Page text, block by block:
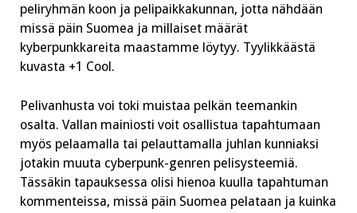
peliryhmän koon ja pelipaikkakunnan, jotta nähdään
missä päin Suomea ja millaiset määrät
kyberpunkkareita maastamme löytyy. Tyylikkäästä
kuvasta +1 Cool.
Pelivanhusta voi toki muistaa pelkän teemankin
osalta. Vallan mainiosti voit osallistua tapahtumaan
myös pelaamalla tai pelauttamalla juhlan kunniaksi
jotakin muuta cyberpunk-genren pelisysteemiä.
Tässäkin tapauksessa olisi hienoa kuulla tapahtuman
kommenteissa, missä päin Suomea pelataan ja kuinka